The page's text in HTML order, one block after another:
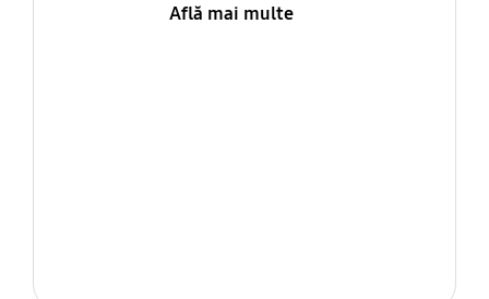
Află mai multe